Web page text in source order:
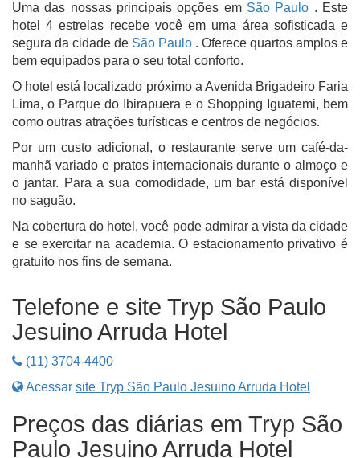
Uma das nossas principais opções em São Paulo . Este
hotel 4 estrelas recebe você em uma área sofisticada e
segura da cidade de São Paulo . Oferece quartos amplos e
bem equipados para o seu total conforto.
O hotel está localizado próximo a Avenida Brigadeiro Faria
Lima, o Parque do Ibirapuera e o Shopping Iguatemi, bem
como outras atrações turísticas e centros de negócios.
Por um custo adicional, o restaurante serve um café-da-
manhã variado e pratos internacionais durante o almoço e
o jantar. Para a sua comodidade, um bar está disponível
no saguão.
Na cobertura do hotel, você pode admirar a vista da cidade
e se exercitar na academia. O estacionamento privativo é
gratuito nos fins de semana.
Telefone e site Tryp São Paulo
Jesuino Arruda Hotel
(11) 3704-4400
Acessar site Tryp São Paulo Jesuino Arruda Hotel
Preços das diárias em Tryp São
Paulo Jesuino Arruda Hotel